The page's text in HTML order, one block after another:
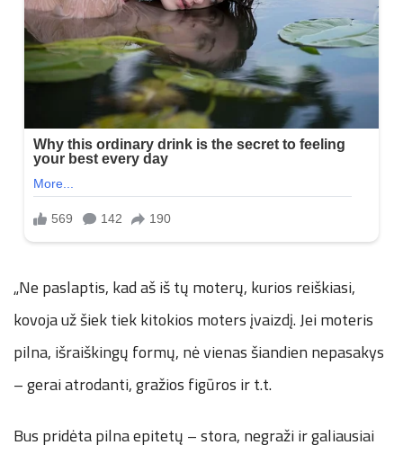
„Ne paslaptis, kad aš iš tų moterų, kurios reiškiasi,
kovoja už šiek tiek kitokios moters įvaizdį. Jei moteris
pilna, išraiškingų formų, nė vienas šiandien nepasakys
– gerai atrodanti, gražios figūros ir t.t.
Bus pridėta pilna epitetų – stora, negraži ir galiausiai